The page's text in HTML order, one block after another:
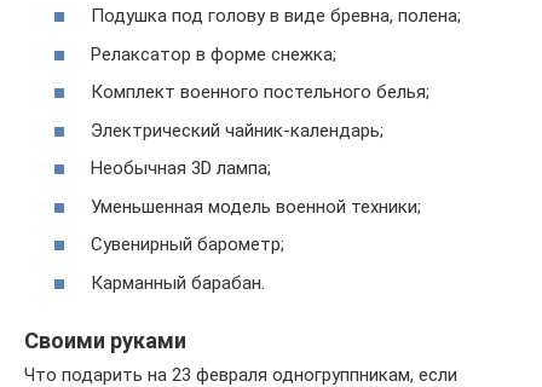
Подушка под голову в виде бревна, полена;
Релаксатор в форме снежка;
Комплект военного постельного белья;
Электрический чайник-календарь;
Необычная 3D лампа;
Уменьшенная модель военной техники;
Сувенирный барометр;
Карманный барабан.
Своими руками
Что подарить на 23 февраля одногруппникам, если